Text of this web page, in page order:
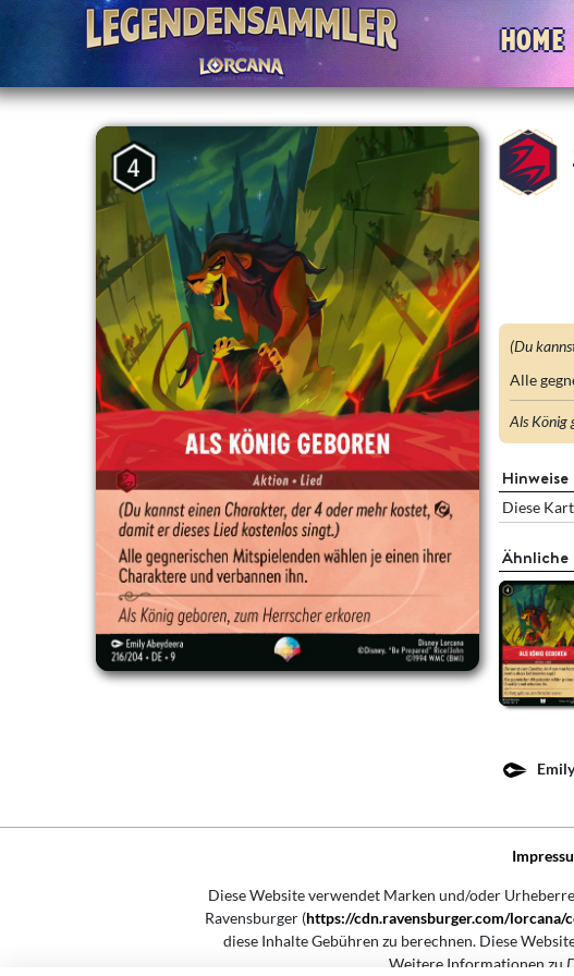
Home
(Du
Alle
Als König
Hinweise
Diese
Ähnliche
Diese Website verwendet Marken und/oder
Ravensburger (https://cdn.ravensburger.com/lorcana/
diese Inhalte Gebühren zu berechnen. Diese
Weitere Informationen zu